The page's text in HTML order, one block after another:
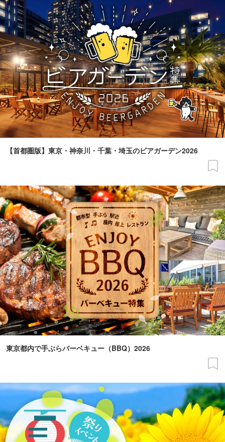
【首都圏版】東京・神奈川・千葉・埼玉のビアガーデン2026
東京都内で手ぶらバーベキュー（BBQ）2026